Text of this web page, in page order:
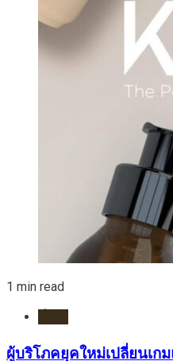
1 min read
ผู้บริโภคยุคใหม่เปลี่ยนเ